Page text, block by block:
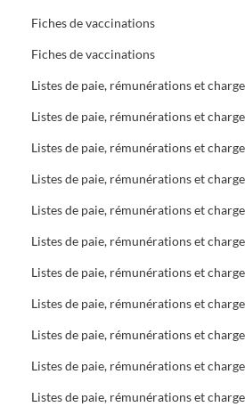
Fiches de vaccinations
Fiches de vaccinations